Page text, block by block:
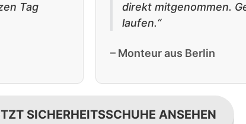
Tag
direkt mitgenommen.
laufen.“
– Monteur aus Berlin
SICHERHEITSSCHUHE ANSEHEN